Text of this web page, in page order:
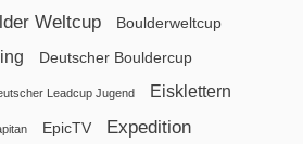
Weltcup Boulderweltcup
Deutscher Bouldercup
Leadcup Jugend Eisklettern
EpicTV Expedition